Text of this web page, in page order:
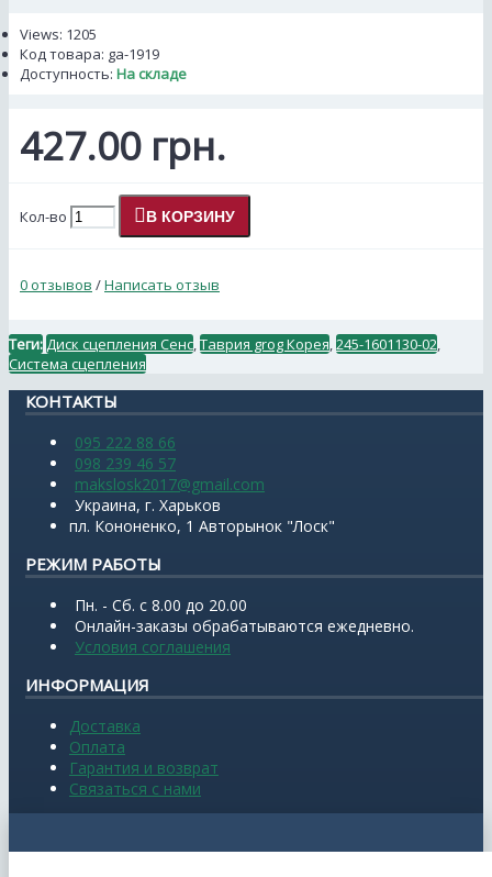
Views: 1205
Код товара: ga-1919
Доступность: На складе
427.00 грн.
Кол-во В КОРЗИНУ
0 отзывов /Написать отзыв
Теги: Диск сцепления Сенс Таврия grog Корея 245-1601130-02
Система сцепления
КОНТАКТЫ
095 222 88 66
098 239 46 57
makslosk2017@gmail.com
Украина, г. Харьков
пл. Кононенко, 1 Авторынок "Лоск"
РЕЖИМ РАБОТЫ
Пн. - Сб. с 8.00 до 20.00
Онлайн-заказы обрабатываются ежедневно.
Условия соглашения
ИНФОРМАЦИЯ
Доставка
Оплата
Гарантия и возврат
Связаться с нами